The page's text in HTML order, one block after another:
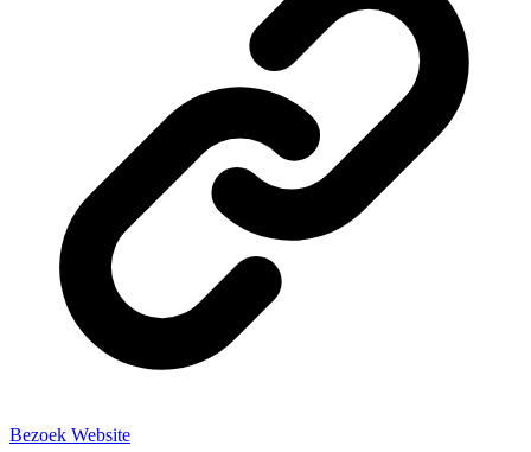
Bezoek Website